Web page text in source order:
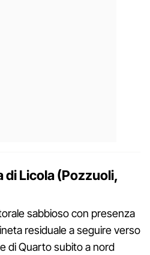
di Licola (Pozzuoli,
sabbioso con presenza
residuale a seguire verso
di Quarto subito a nord